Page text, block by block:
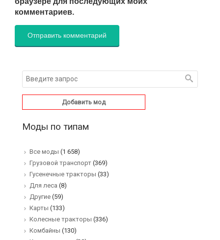
комментариев.
Добавить мод
Моды по типам
Все моды (1 658)
Грузовой транспорт (369)
Гусенечные тракторы (33)
Для леса (8)
Другие (59)
Карты (133)
Колесные тракторы (336)
Комбайны (130)